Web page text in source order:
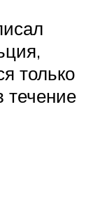
только
течение